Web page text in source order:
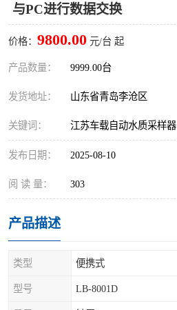
与PC进行数据交换
价格： 9800.00 元/台 起
产品数量： 9999.00台
发货地址： 山东省青岛李沧区
关键词： 江苏车载自动水质采样器
发布日期： 2025-08-10
阅 读 量： 303
产品描述
类型 便携式
型号 LB-8001D
新宇宙仪器
烟尘净化器